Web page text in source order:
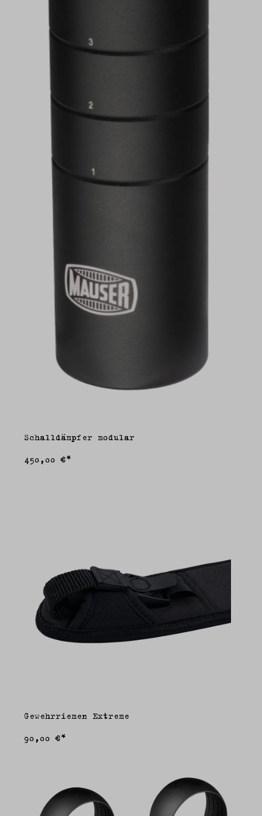
Schalldämpfer modular
450,00 €*
Gewehrriemen Extreme
90,00 €*